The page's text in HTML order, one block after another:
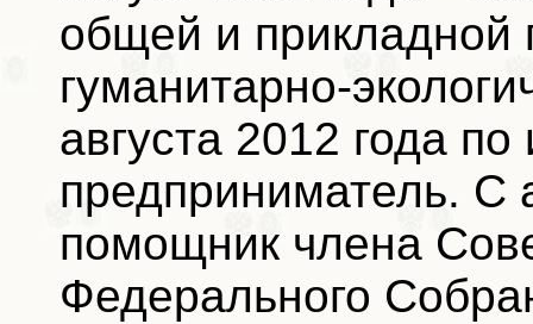
общей и прикладной
гуманитарно-
августа 2012 года
предприниматель. С
помощник члена
Федерального